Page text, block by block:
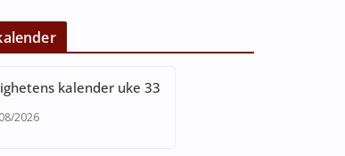
kalender uke 33
2026